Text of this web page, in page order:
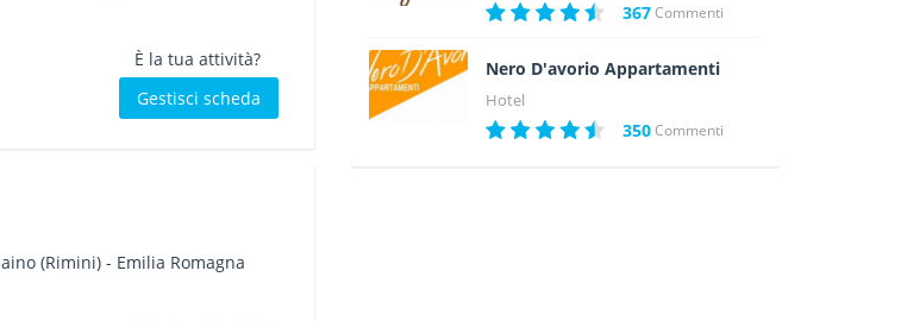
È la tua attività?
Gestisci scheda
(Rimini) - Emilia Romagna
367Commenti
Nero D'avorio Appartamenti
Hotel
350Commenti